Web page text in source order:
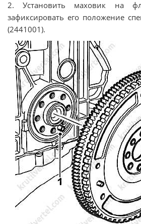
2. Установить маховик на
зафиксировать его положение
(2441001).